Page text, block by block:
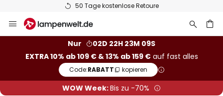
50 Tage kostenlose Retoure
Inhalt
Nur
02D 22H 23M 08S
EXTRA 10% ab 109 € & 13% ab 159 €auf fast alles
Code:RABATT kopieren
WOW Week:Bis zu -70%